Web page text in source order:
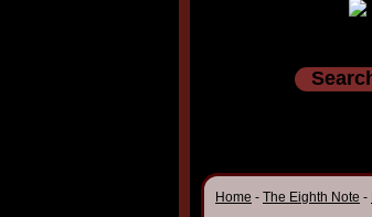
Home - The Eighth Note -